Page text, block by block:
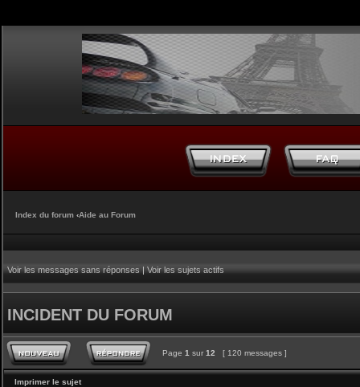
Index du forum ‹Aide au Forum
Voir les messages sans réponses|Voir les sujets actifs
INCIDENT DU FORUM
Page 1 sur 12 [ 120 messages ]
Imprimer le sujet